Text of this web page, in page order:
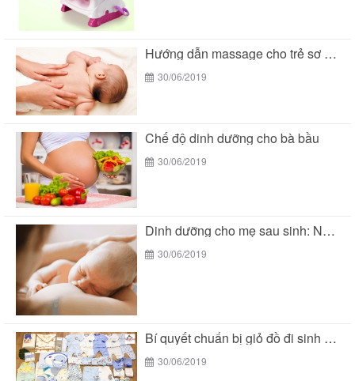
Hướng dẫn massage cho trẻ sơ sinh
30/06/2019
Chế độ dinh dưỡng cho bà bầu
30/06/2019
Dinh dưỡng cho mẹ sau sinh: Nên ăn gì...
30/06/2019
Bí quyết chuẩn bị giỏ đồ đi sinh mùa...
30/06/2019